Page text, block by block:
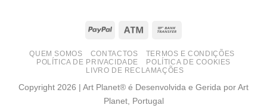
PayPal Atm
QUEM SOMOS CONTACTOS
TERMOS E CONDIÇÕES
POLÍTICA DE PRIVACIDADE
POLÍTICA DE COOKIES
LIVRO DE RECLAMAÇÕES
Copyright 2026 | Art Planet® é Desenvolvida e Gerida por Art
Planet, Portugal